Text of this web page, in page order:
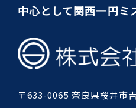
中心として関西一円ミ
〒633-0065 奈良県桜井市